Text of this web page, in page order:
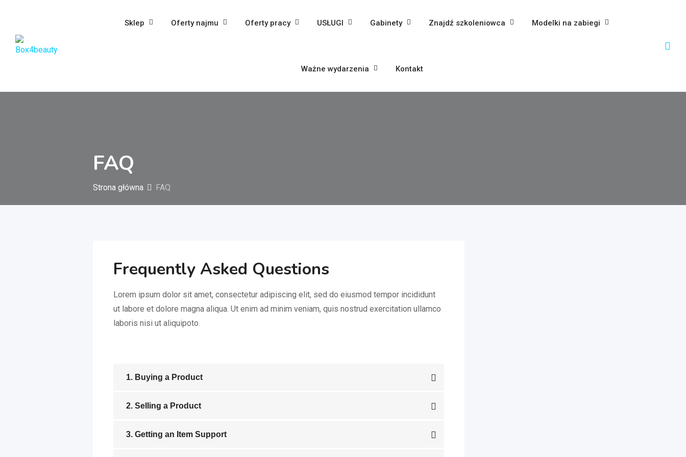
Sklep Oferty najmu Oferty pracy USŁUGI Gabinety Znajdź szkoleniowca Modelki na zabiegi
Ważne wydarzenia Kontakt
FAQ
Strona główna FAQ
Frequently Asked Questions
Lorem ipsum dolor sit amet, consectetur adipiscing elit, sed do eiusmod tempor incididunt
ut labore et dolore magna aliqua. Ut enim ad minim veniam, quis nostrud exercitation ullamco
laboris nisi ut aliquipoto.
1. Buying a Product
2. Selling a Product
3. Getting an Item Support